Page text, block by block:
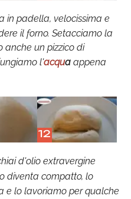
in padella, velocissima e
il forno. Setacciamo la
anche un pizzico di
l'acqua appena
12
d'olio extravergine
diventa compatto, lo
e lo lavoriamo per qualche